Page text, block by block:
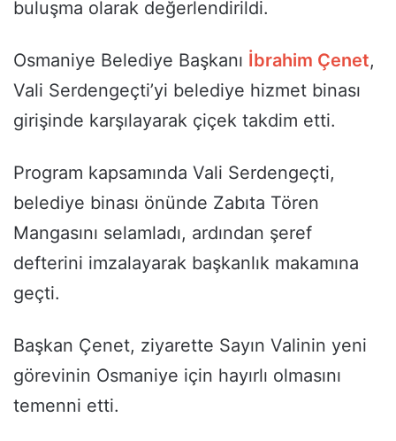
buluşma olarak değerlendirildi.
Osmaniye Belediye Başkanı İbrahim Çenet,
Vali Serdengeçti’yi belediye hizmet binası
girişinde karşılayarak çiçek takdim etti.
Program kapsamında Vali Serdengeçti,
belediye binası önünde Zabıta Tören
Mangasını selamladı, ardından şeref
defterini imzalayarak başkanlık makamına
geçti.
Başkan Çenet, ziyarette Sayın Valinin yeni
görevinin Osmaniye için hayırlı olmasını
temenni etti.